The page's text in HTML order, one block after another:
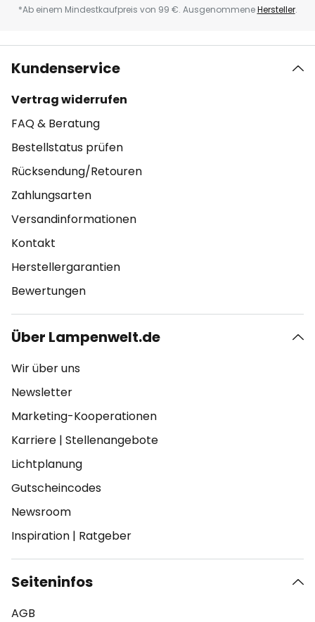
*Ab einem Mindestkaufpreis von 99 €. AusgenommeneHersteller.
Kundenservice
Vertrag widerrufen
FAQ & Beratung
Bestellstatus prüfen
Rücksendung/Retouren
Zahlungsarten
Versandinformationen
Kontakt
Herstellergarantien
Bewertungen
Über Lampenwelt.de
Wir über uns
Newsletter
Marketing-Kooperationen
Karriere | Stellenangebote
Lichtplanung
Gutscheincodes
Newsroom
Inspiration | Ratgeber
Seiteninfos
AGB